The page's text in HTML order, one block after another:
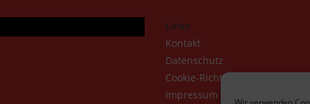
Links
Kontakt
Datenschutz
Cookie-Richtlinie (EU)
Impressum